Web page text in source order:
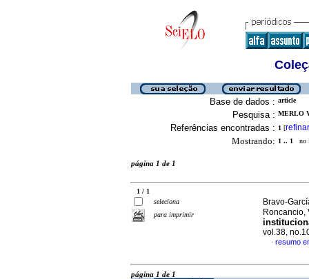
Base de dados : article
Pesquisa : MERLO
Referências encontradas : 1 [refinar
Mostrando: 1 .. 1 no
página 1 de 1
1 / 1
seleciona
para imprimir
Bravo-
Roncancio,
vol.38,
· resumo
página 1 de 1